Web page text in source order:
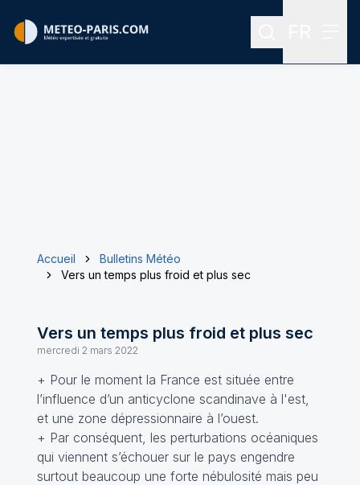
Rechercher
Accueil
Bulletins Météo
Vers un temps plus froid et plus sec
Vers un temps plus froid et plus sec
mercredi 2 mars 2022
+ Pour le moment la France est située entre
l’influence d’un anticyclone scandinave à l'est,
et une zone dépressionnaire à l’ouest.
+ Par conséquent, les perturbations océaniques
qui viennent s’échouer sur le pays engendre
surtout beaucoup une forte nébulosité mais peu